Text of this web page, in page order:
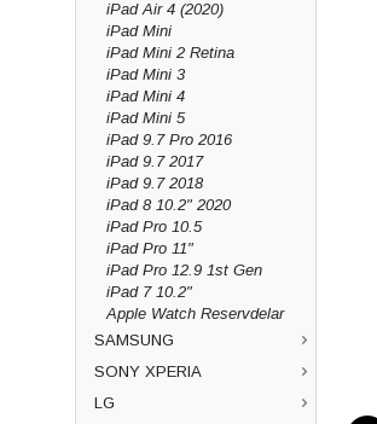
iPad Air 4 (2020)
iPad Mini
iPad Mini 2 Retina
iPad Mini 3
iPad Mini 4
iPad Mini 5
iPad 9.7 Pro 2016
iPad 9.7 2017
iPad 9.7 2018
iPad 8 10.2" 2020
iPad Pro 10.5
iPad Pro 11"
iPad Pro 12.9 1st Gen
iPad 7 10.2"
Apple Watch Reservdelar
SAMSUNG
SONY XPERIA
LG